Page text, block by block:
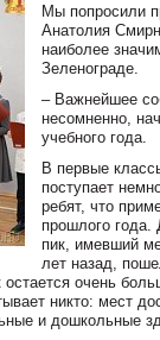
Мы попросили
Анатолия
наиболее
Зеленограде.
– Важнейшее
несомненно,
учебного года.
В первые
поступает
ребят, что
прошлого года.
пик, имевший
лет назад,
остается очень
никто: мест
и дошкольные